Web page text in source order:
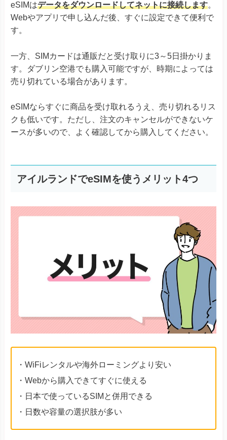
eSIMはデータをダウンロードしてネットに接続します。
Webやアプリで申し込んだ後、すぐに設定できて便利で
す。
一方、SIMカードは通販だと受け取りに3～5日掛かりま
す。ダブリン空港でも購入可能ですが、時期によっては
売り切れている場合があります。
eSIMならすぐに商品を受け取れるうえ、売り切れるリス
クも低いです。ただし、注文のキャンセルができないケ
ースが多いので、よく確認してから購入してください。
アイルランドでeSIMを使うメリット4つ
・WiFiレンタルや海外ローミングより安い
・Webから購入できてすぐに使える
・日本で使っているSIMと併用できる
・日数や容量の選択肢が多い